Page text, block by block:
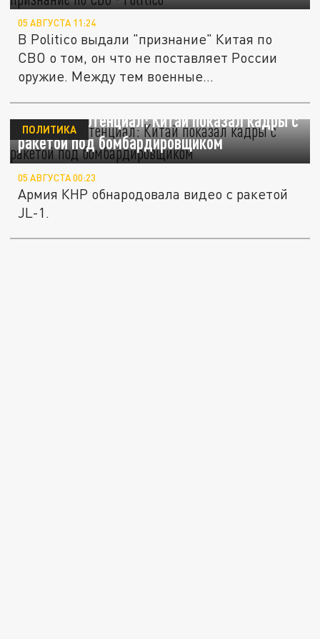
05 АВГУСТА 11:24
В Politico выдали "признание" Китая по
СВО о том, он что не поставляет России
оружие. Между тем военные...
Ядерный потенциал: Китай показал кадры с
ракетой под бомбардировщиком
ПОЛИТИКА
05 АВГУСТА 00:23
Армия КНР обнародовала видео с ракетой
JL-1.